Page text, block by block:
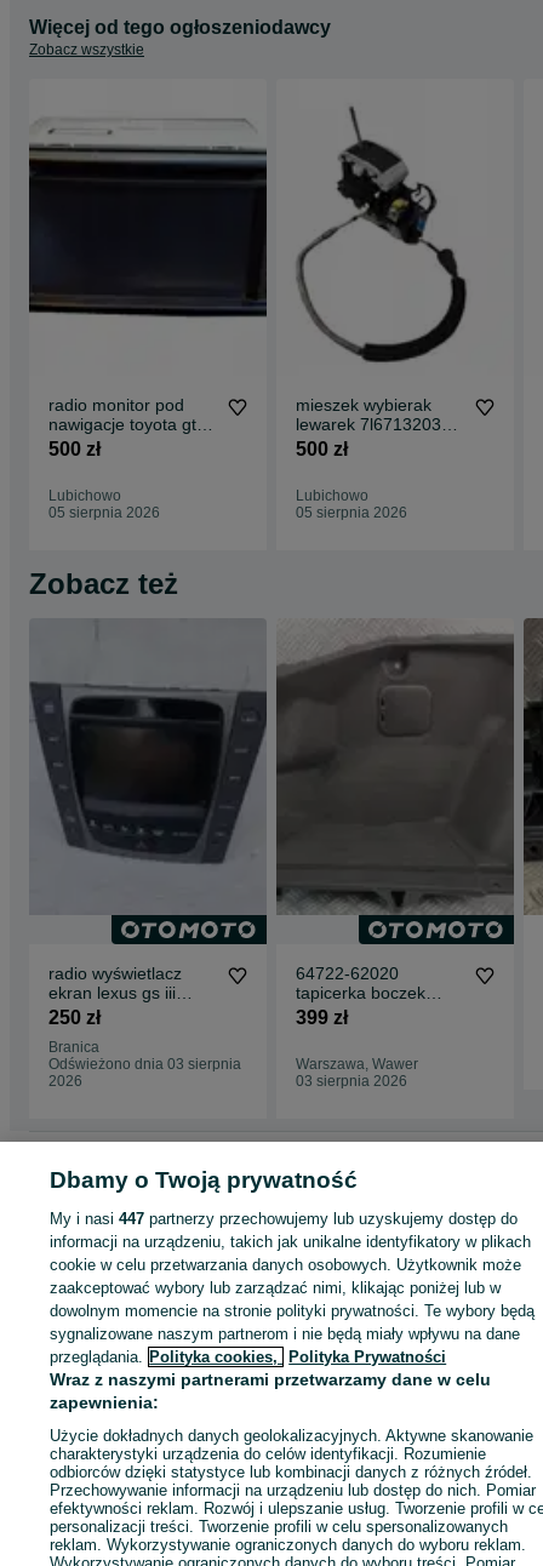
Więcej od tego ogłoszeniodawcy
Zobacz wszystkie
radio monitor pod
nawigacje toyota gt86
subaru brz scion 12-
500 zł
Lubichowo
05 sierpnia 2026
mieszek wybierak
lewarek 7l6713203d
vw touareg q7
500 zł
Lubichowo
05 sierpnia 2026
Zobacz też
radio wyświetlacz
ekran lexus gs iii
86111-30430
250 zł
Branica
Odświeżono dnia 03 sierpnia
2026
64722-62020
tapicerka boczek
obicie lewe bagażnika
399 zł
Warszawa, Wawer
03 sierpnia 2026
Pomorskie
Osobowe - Lubichowo
KATEGORIA
ID:1053438134 Wyświetlenia:
Zadzwoń / SMS Wyślij wiadomość
Dbamy o Twoją prywatność
My i nasi447 partnerzy przechowujemy lub uzyskujemy dostęp do
informacji na urządzeniu, takich jak unikalne identyfikatory w plikach
cookie w celu przetwarzania danych osobowych. Użytkownik może
zaakceptować wybory lub zarządzać nimi, klikając poniżej lub w
dowolnym momencie na stronie polityki prywatności. Te wybory będą
sygnalizowane naszym partnerom i nie będą miały wpływu na dane
przeglądania. Polityka cookies, Polityka Prywatności
Wraz z naszymi partnerami przetwarzamy dane w celu
zapewnienia:
Użycie dokładnych danych geolokalizacyjnych. Aktywne skanowanie
charakterystyki urządzenia do celów identyfikacji. Rozumienie
odbiorców dzięki statystyce lub kombinacji danych z różnych źródeł.
Przechowywanie informacji na urządzeniu lub dostęp do nich. Pomiar
efektywności reklam. Rozwój i ulepszanie usług. Tworzenie profili w
personalizacji treści. Tworzenie profili w celu spersonalizowanych
reklam. Wykorzystywanie ograniczonych danych do wyboru reklam.